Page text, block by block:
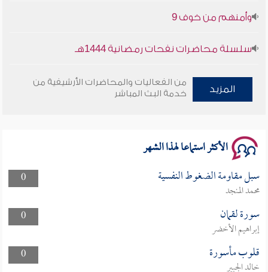
وأمنهم من خوف 9
سلسلة محاضرات نفحات رمضانية 1444هـ
المزيد
من الفعاليات والمحاضرات الأرشيفية من
خدمة البث المباشر
الأكثر استماعا لهذا الشهر
0 سبل مقاومة الضغوط النفسية
محمد المنجد
0
سورة لقمان
إبراهيم الأخضر
0
قلوب مأسورة
خالد الجبير